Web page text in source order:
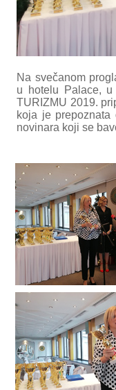
Na svečanom
u hotelu Palace, u
TURIZMU 2019.
koja je
novinara koji se